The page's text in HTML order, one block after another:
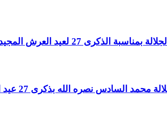
27 لعيد العرش المجيد
نصره الله بذكرى 27 عيد العرش المجيد